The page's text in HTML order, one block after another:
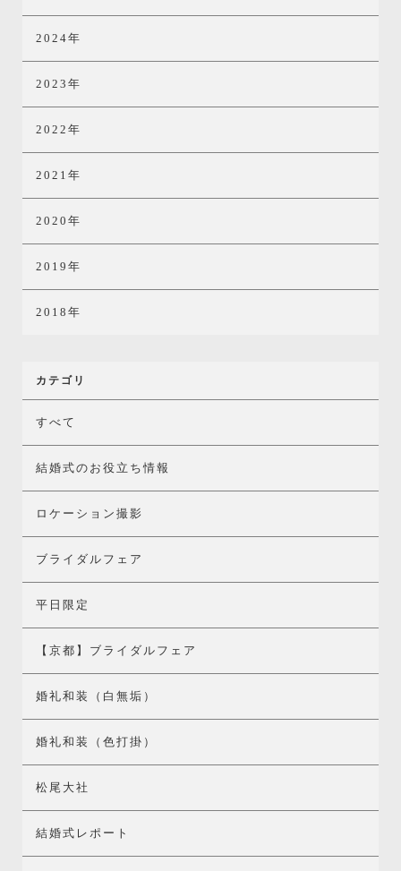
2024年
2023年
2022年
2021年
2020年
2019年
2018年
カテゴリ
すべて
結婚式のお役立ち情報
ロケーション撮影
ブライダルフェア
平日限定
【京都】ブライダルフェア
婚礼和装（白無垢）
婚礼和装（色打掛）
松尾大社
結婚式レポート